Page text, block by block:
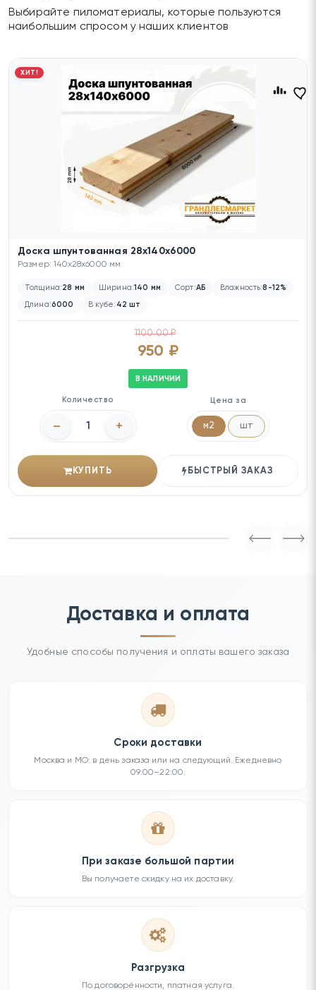
Выбирайте пиломатериалы, которые пользуются
наибольшим спросом у наших клиентов
ХИТ!
Доска шпунтованная 28х140х6000
Размер: 140x28x6000 мм
Толщина:28 мм Ширина:140 мм Сорт:АБ Влажность:8-12%
Длина:6000 В кубе: 42 шт
1100.00 ₽
950 ₽
В НАЛИЧИИ
Количество
– +
Цена за
м2 шт
КУПИТЬ БЫСТРЫЙ ЗАКАЗ
Доставка и оплата
Удобные способы получения и оплаты вашего заказа
Сроки доставки
Москва и МО: в день заказа или на следующий. Ежедневно
09:00–22:00.
При заказе большой партии
Вы получаете скидку на их доставку.
Разгрузка
По договорённости, платная услуга.